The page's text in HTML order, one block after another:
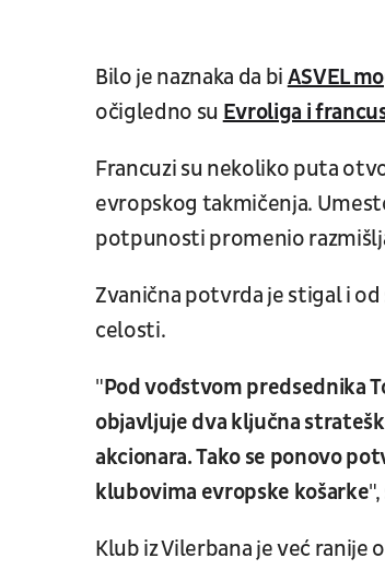
Bilo je naznaka da bi ASVEL
očigledno su Evroliga i
Francuzi su nekoliko puta
evropskog takmičenja.
potpunosti promenio
Zvanična potvrda je stigal i
celosti.
"Pod vođstvom predsednika
objavljuje dva ključna
akcionara. Tako se ponovo
klubovima evropske košarke
Klub iz Vilerbana je već ranije